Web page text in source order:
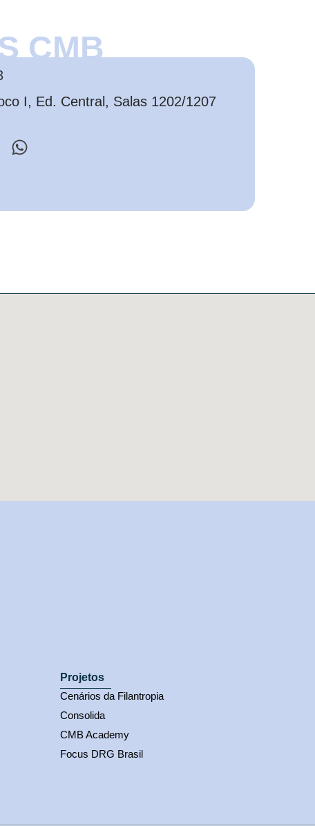
CMB
I, Ed. Central, Salas 1202/1207
Projetos
Cenários da Filantropia
Consolida
CMB Academy
Focus DRG Brasil